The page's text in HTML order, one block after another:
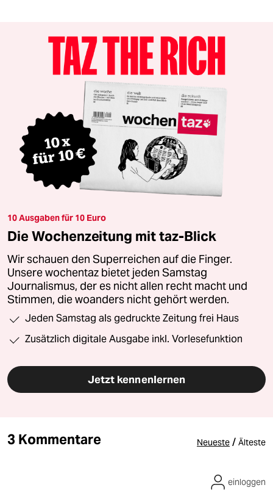
10 Ausgaben für 10 Euro
Die Wochenzeitung mit taz-Blick
Wir schauen den Superreichen auf die Finger.
Unsere wochentaz bietet jeden Samstag
Journalismus, der es nicht allen recht macht und
Stimmen, die woanders nicht gehört werden.
Jeden Samstag als gedruckte Zeitung frei Haus
Zusätzlich digitale Ausgabe inkl. Vorlesefunktion
Jetzt kennenlernen
3 Kommentare Neueste / Älteste
einloggen